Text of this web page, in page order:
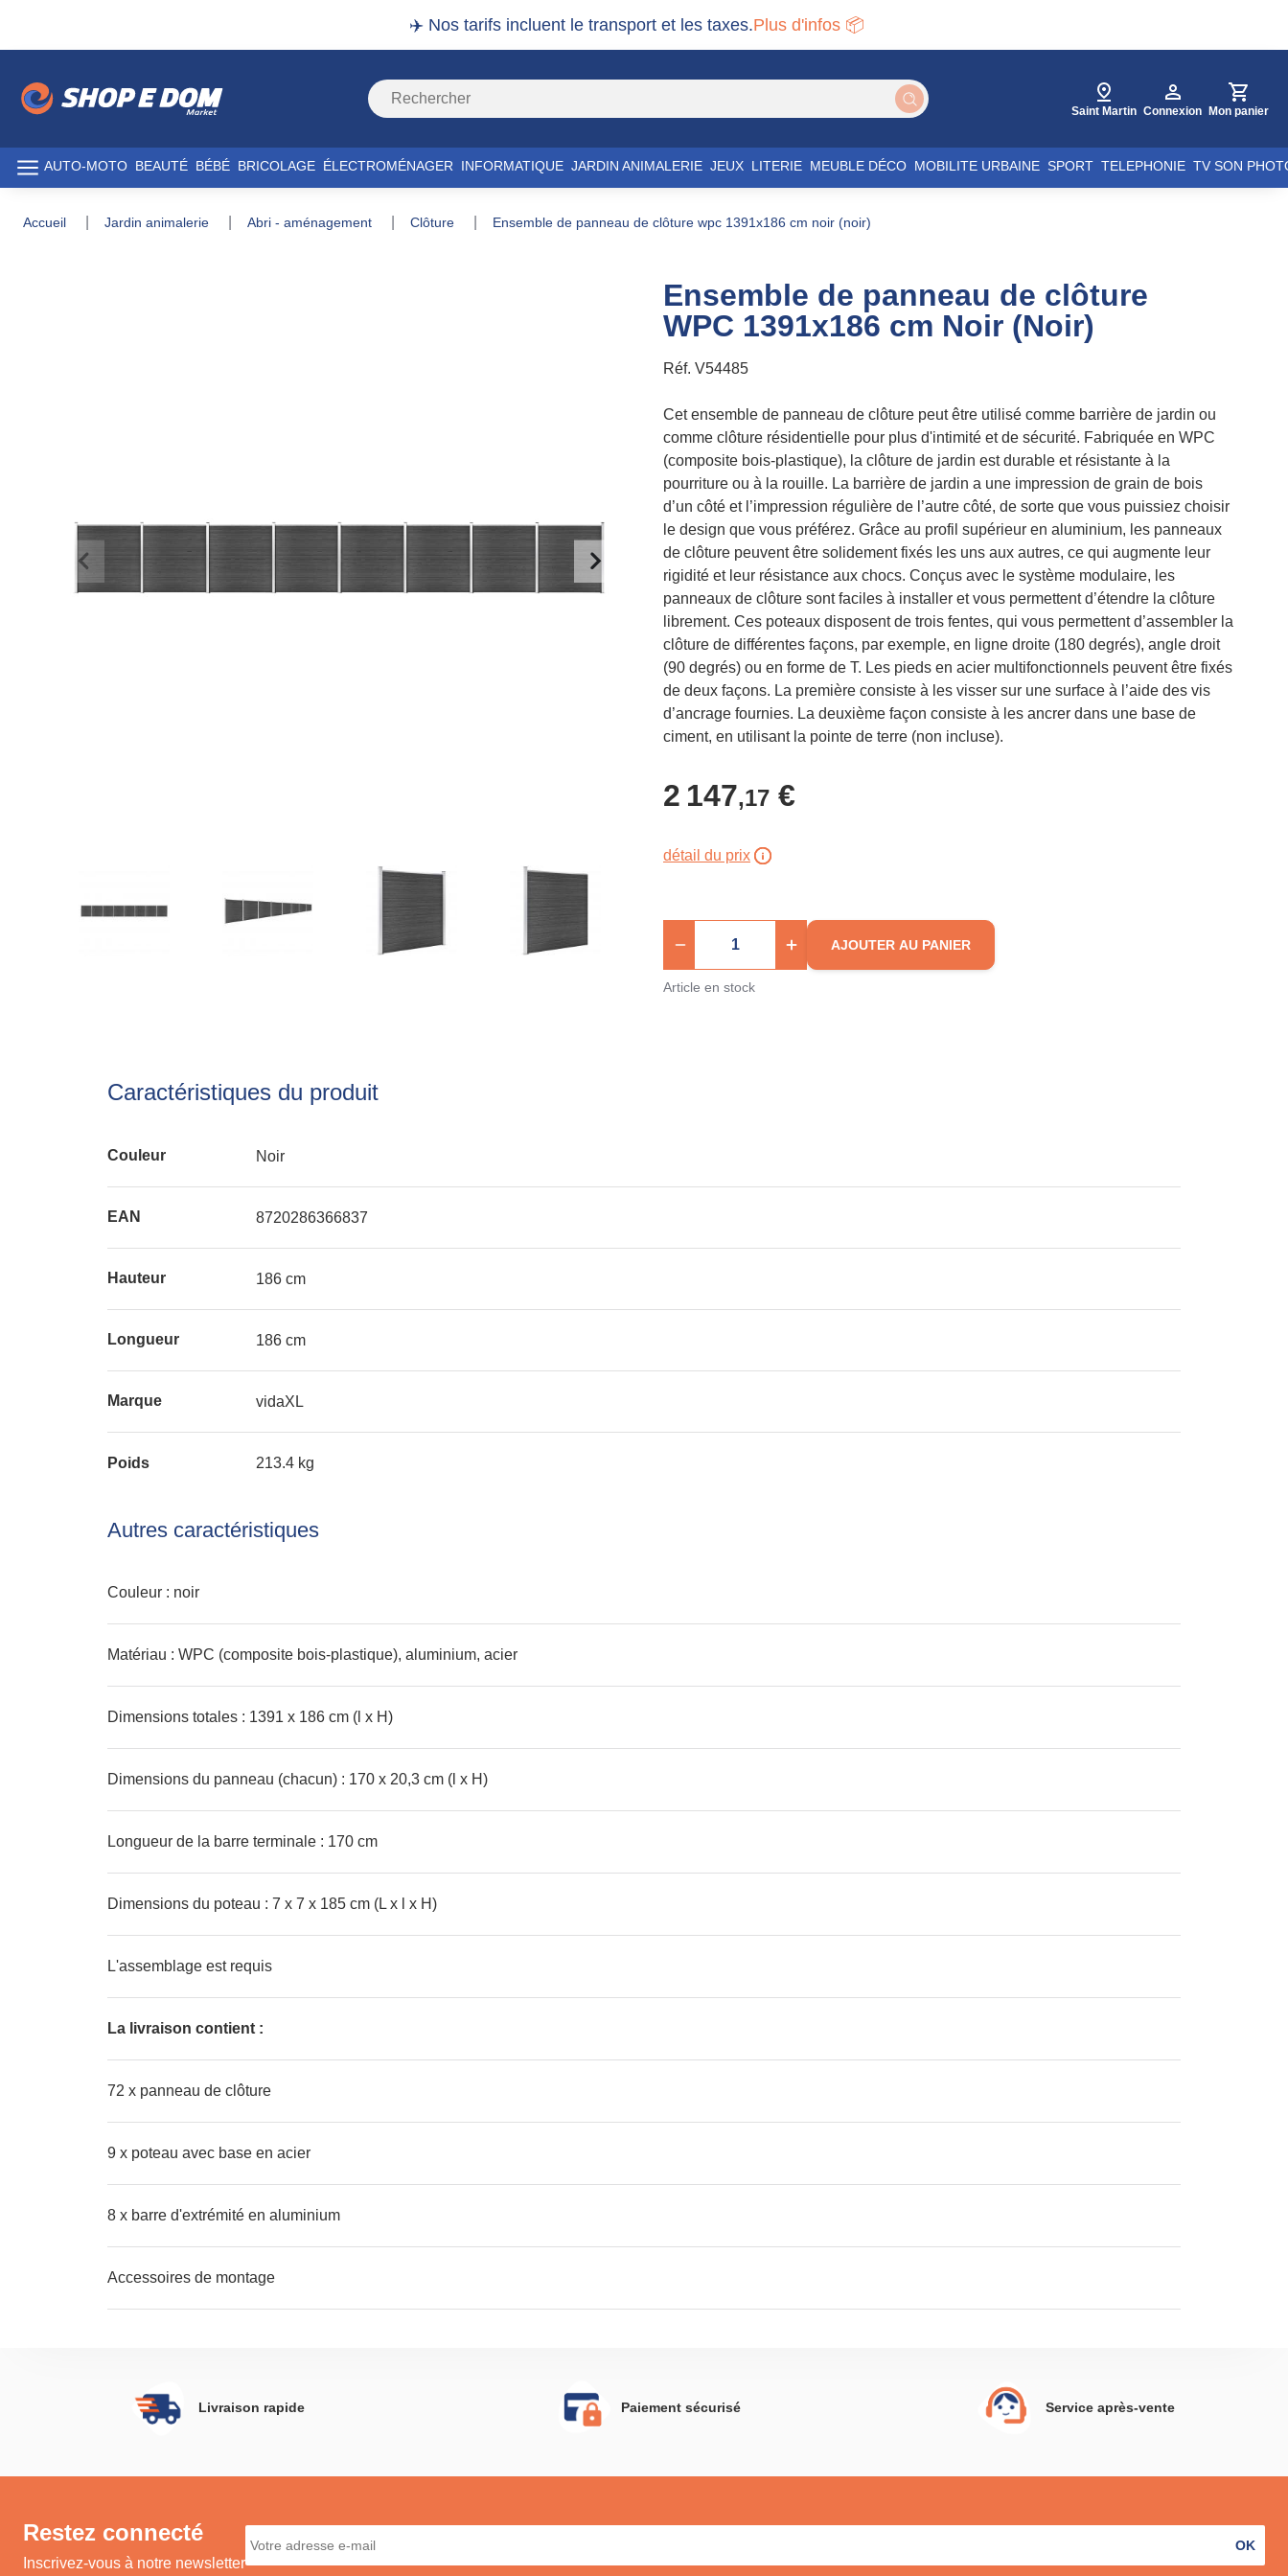
✈️ Nos tarifs incluent le transport et les taxes.Plus d'infos 📦
Saint Martin Connexion Mon panier
AUTO-MOTO BEAUTÉ BÉBÉ BRICOLAGE ÉLECTROMÉNAGER INFORMATIQUE JARDIN ANIMALERIE JEUX LITERIE MEUBLE DÉCO MOBILITE URBAINE SPORT TELEPHONIE TV SON
accueil jardin animalerie abri - aménagement clôture ensemble de panneau de clôture wpc 1391x186 cm noir (noir)
Ensemble de panneau de clôture
WPC 1391x186 cm Noir (Noir)
Réf. V54485
Cet ensemble de panneau de clôture peut être utilisé comme barrière de jardin ou
comme clôture résidentielle pour plus d'intimité et de sécurité. Fabriquée en WPC
(composite bois-plastique), la clôture de jardin est durable et résistante à la
pourriture ou à la rouille. La barrière de jardin a une impression de grain de bois
d’un côté et l’impression régulière de l’autre côté, de sorte que vous puissiez choisir
le design que vous préférez. Grâce au profil supérieur en aluminium, les panneaux
de clôture peuvent être solidement fixés les uns aux autres, ce qui augmente leur
rigidité et leur résistance aux chocs. Conçus avec le système modulaire, les
panneaux de clôture sont faciles à installer et vous permettent d’étendre la clôture
librement. Ces poteaux disposent de trois fentes, qui vous permettent d’assembler la
clôture de différentes façons, par exemple, en ligne droite (180 degrés), angle droit
(90 degrés) ou en forme de T. Les pieds en acier multifonctionnels peuvent être fixés
de deux façons. La première consiste à les visser sur une surface à l’aide des vis
d’ancrage fournies. La deuxième façon consiste à les ancrer dans une base de
ciment, en utilisant la pointe de terre (non incluse).
2 147,17 €
détail du prix
AJOUTER AU PANIER
Article en stock
Caractéristiques du produit
Couleur Noir
EAN 8720286366837
Hauteur 186 cm
Longueur 186 cm
Marque vidaXL
Poids 213.4 kg
Autres caractéristiques
Couleur : noir
Matériau : WPC (composite bois-plastique), aluminium, acier
Dimensions totales : 1391 x 186 cm (l x H)
Dimensions du panneau (chacun) : 170 x 20,3 cm (l x H)
Longueur de la barre terminale : 170 cm
Dimensions du poteau : 7 x 7 x 185 cm (L x l x H)
L'assemblage est requis
La livraison contient :
72 x panneau de clôture
9 x poteau avec base en acier
8 x barre d'extrémité en aluminium
Accessoires de montage
Livraison rapide Paiement sécurisé Service après-vente
Restez connecté
Inscrivez-vous à notre newsletter
OK